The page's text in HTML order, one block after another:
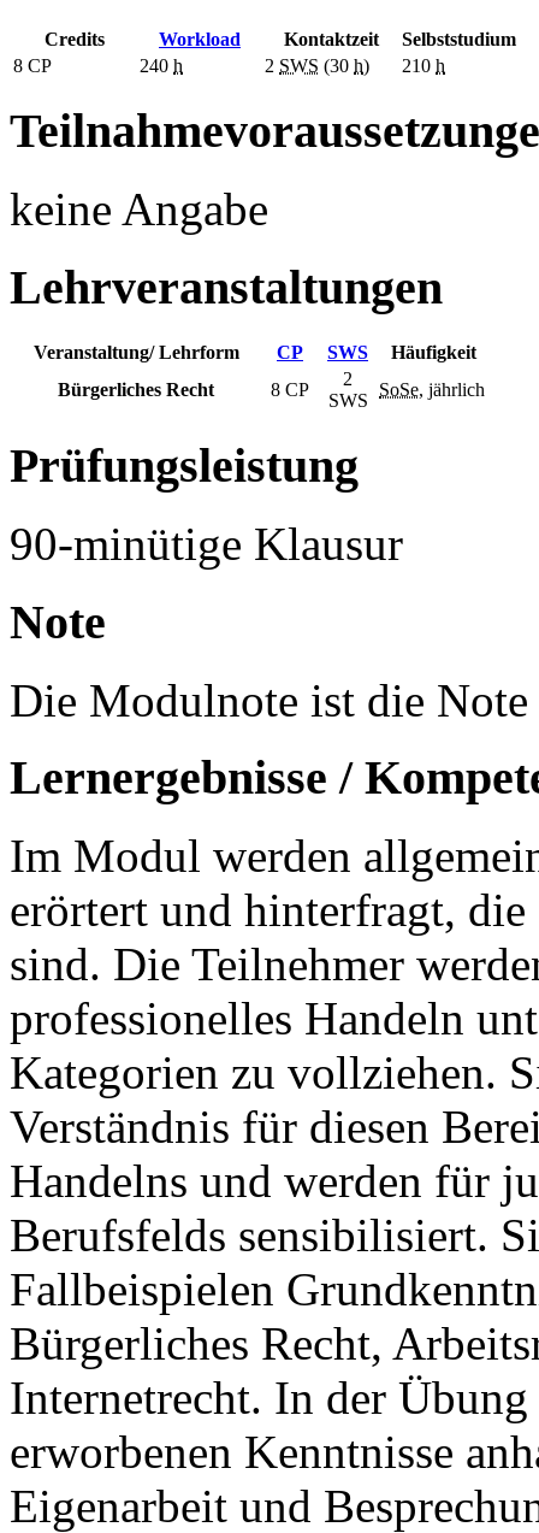
Credits Workload Kontaktzeit
Selbststudium
8 CP 240 h 2 SWS (30 h) 210 h
keine Angabe
Lehrveranstaltungen
Veranstaltung/ Lehrform CP SWS
Häufigkeit
Bürgerliches Recht
8 CP
2
SWS
SoSe, jährlich
Prüfungsleistung
90-minütige Klausur
Note
Die Modulnote ist die Note
Lernergebnisse /
Im Modul werden
erörtert und hinterfragt,
sind. Die Teilnehmer
professionelles Handeln
Kategorien zu vollziehen.
Verständnis für diesen
Handelns und werden für
Berufsfelds sensibilisiert.
Fallbeispielen
Bürgerliches Recht,
Internetrecht. In der
erworbenen Kenntnisse
Eigenarbeit und